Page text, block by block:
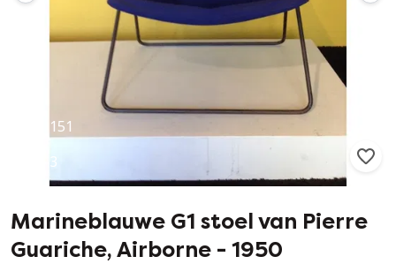
151
3
Marineblauwe G1 stoel van Pierre
Guariche, Airborne - 1950